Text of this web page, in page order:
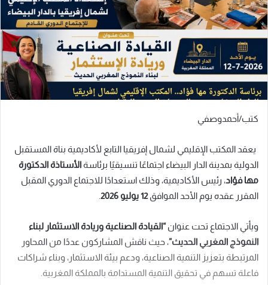
كتب/أحمدوصفي
يعقد المكتب الإقليمي لشمال إفريقيا التابع لأكاديمية بناة المستقبل
الدولية بمدينة الدار البيضاء اجتماعًا تنسيقيًا برئاسة الأستاذة الدكتورة
مها فؤاد، رئيس الأكاديمية، وذلك استعدادًا للاجتماع الدوري المقبل
المقرر عقده يوم الأحد الموافق12 يوليو 2026 .
ويأتي الاجتماع تحت عنوان “القيادة الصناعية وريادة الاستثمار لبناء
النموذج المغربي الحديث”، حيث ناقش المشاركون عددًا من المحاور
المرتبطة بتعزيز التنمية الصناعية، ودعم بيئة الاستثمار، وبناء شراكات
فاعلة تسهم في تحقيق التنمية المستدامة بالمملكة المغربية.